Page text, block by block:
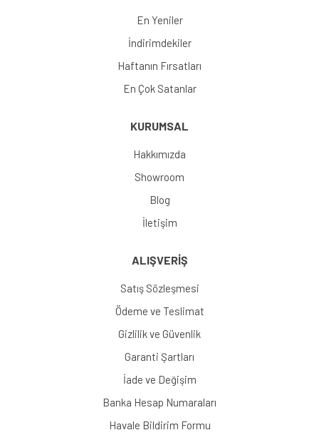
En Yeniler
İndirimdekiler
Haftanın Fırsatları
En Çok Satanlar
KURUMSAL
Hakkımızda
Showroom
Blog
İletişim
ALIŞVERİŞ
Satış Sözleşmesi
Ödeme ve Teslimat
Gizlilik ve Güvenlik
Garanti Şartları
İade ve Değişim
Banka Hesap Numaraları
Havale Bildirim Formu